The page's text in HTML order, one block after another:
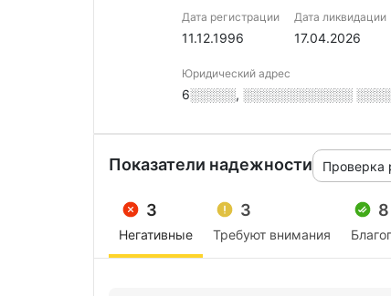
Дата регистрации
11.12.1996
Дата ликвидации
17.04.2026
Юридический адрес
6░░░░░, ░░░░░░░░░░░░
Показатели надежности Проверка
3
Негативные
3
Требуют внимания
8